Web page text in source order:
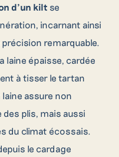
d’un kilt se
incarnant ainsi
remarquable.
laine épaisse, cardée
à tisser le tartan
assure non
des plis, mais aussi
du climat écossais.
le cardage